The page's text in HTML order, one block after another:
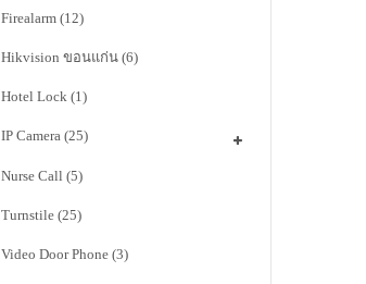
Firealarm (12)
Hikvision ขอนแก่น (6)
Hotel Lock (1)
IP Camera (25)
Nurse Call (5)
Turnstile (25)
Video Door Phone (3)